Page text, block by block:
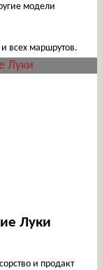
модели
всех маршрутов.
Луки
Луки
и продакт